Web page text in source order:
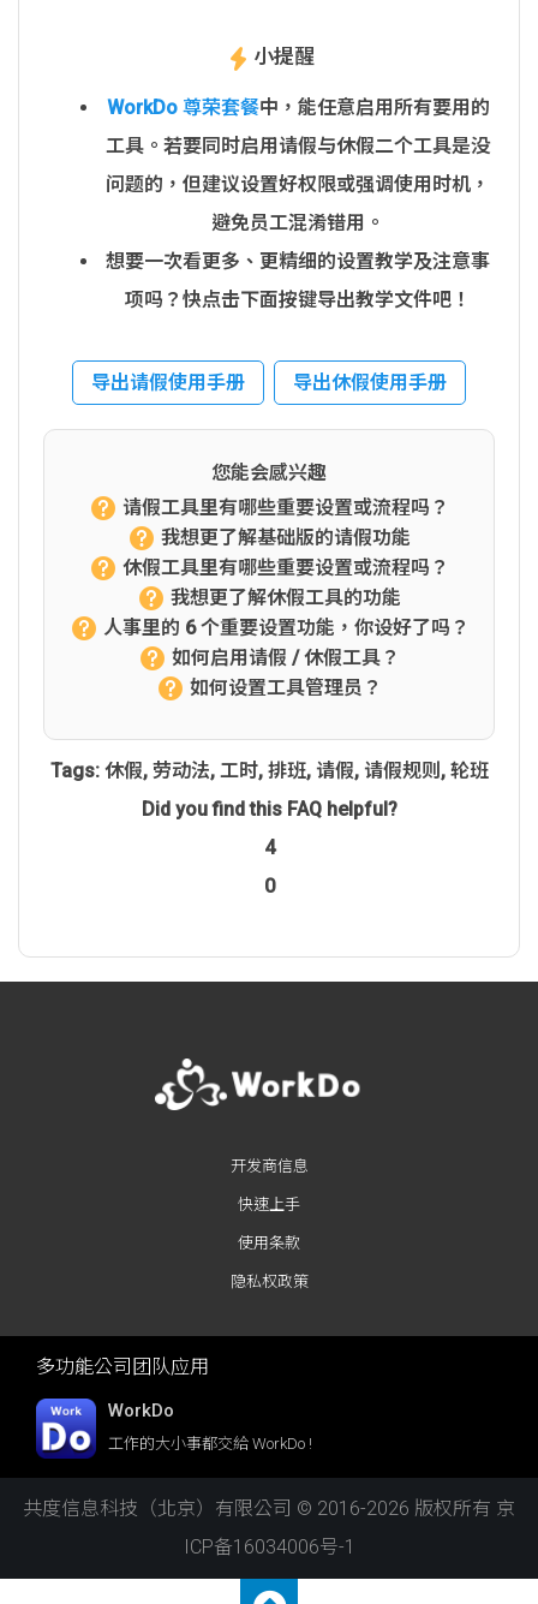
小提醒
WorkDo 尊荣套餐中，能任意启用所有要用的
工具。若要同时启用请假与休假二个工具是没
问题的，但建议设置好权限或强调使用时机，
避免员工混淆错用。
想要一次看更多、更精细的设置教学及注意事
项吗？快点击下面按键导出教学文件吧！
导出请假使用手册 导出休假使用手册
您能会感兴趣
请假工具里有哪些重要设置或流程吗？
我想更了解基础版的请假功能
休假工具里有哪些重要设置或流程吗？
我想更了解休假工具的功能
人事里的 6 个重要设置功能，你设好了吗？
如何启用请假 / 休假工具？
如何设置工具管理员？
Tags: 休假, 劳动法, 工时, 排班, 请假, 请假规则 , 轮班
Did you find this FAQ helpful?
4
0
开发商信息
快速上手
使用条款
隐私权政策
多功能公司团队应用
WorkDo
工作的大小事都交給 WorkDo !
共度信息科技（北京）有限公司 © 2016-2026 版权所有 京
ICP备16034006号-1